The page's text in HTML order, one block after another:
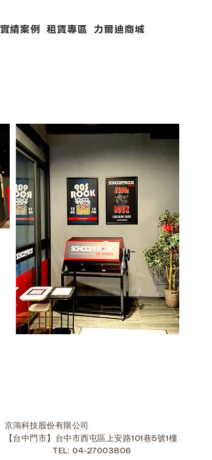
實績案例 租賃專區 力爾迪商城
京鴻科技股份有限公司
【台中門市】台中市西屯區上安路101巷5號1樓
TEL: 04-27003806